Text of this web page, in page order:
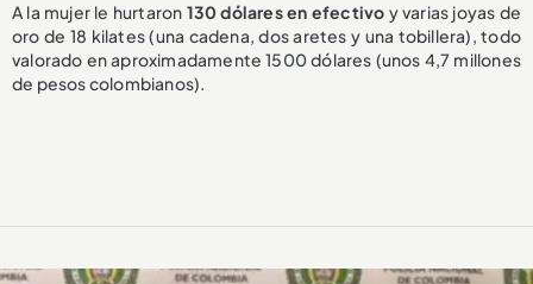
A la mujer le hurtaron 130 dólares en efectivo y varias joyas de
oro de 18 kilates (una cadena, dos aretes y una tobillera), todo
valorado en aproximadamente 1500 dólares (unos 4,7 millones
de pesos colombianos).